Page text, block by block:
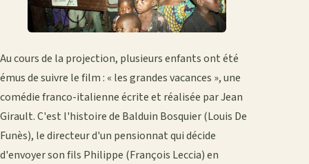
Au cours de la projection, plusieurs enfants ont été
émus de suivre le film : « les grandes vacances », une
comédie franco-italienne écrite et réalisée par Jean
Girault. C'est l'histoire de Balduin Bosquier (Louis De
Funès), le directeur d'un pensionnat qui décide
d'envoyer son fils Philippe (François Leccia) en